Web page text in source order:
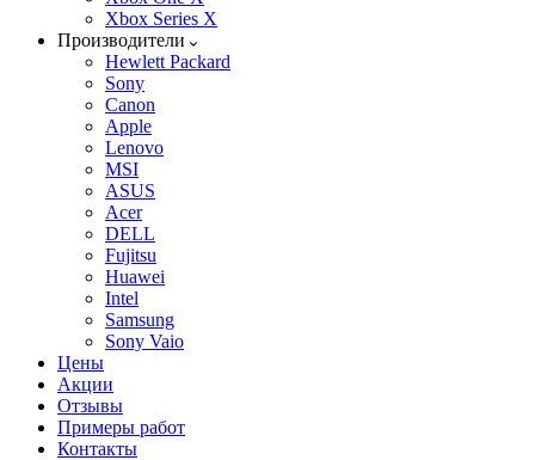
Xbox Series X
Производители
Hewlett Packard
Sony
Canon
Apple
Lenovo
MSI
ASUS
Acer
DELL
Fujitsu
Huawei
Intel
Samsung
Sony Vaio
Цены
Акции
Отзывы
Примеры работ
Контакты